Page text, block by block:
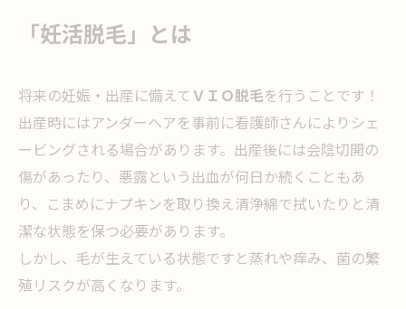
「妊活脱毛」とは
将来の妊娠・出産に備えて ＶＩＯ脱毛を行うことです！
出産時にはアンダーヘアを事前に看護師さんによりシェ
ービングされる場合があります。出産後には会陰切開の
傷があったり、悪露という出血が何日か続くこともあ
り、こまめにナプキンを取り換え清浄綿で拭いたりと清
潔な状態を保つ必要があります。
しかし、毛が生えている状態ですと蒸れや痒み、菌の繁
殖リスクが高くなります。